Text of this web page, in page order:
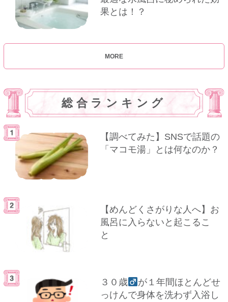
果とは！？
MORE
総合ランキング
【調べてみた】SNSで話題の
「マコモ湯」とは何なのか？
【めんどくさがりな人へ】お
風呂に入らないと起こるこ
と
３０歳
が１年間ほとんどせ
っけんで身体を洗わず入浴し